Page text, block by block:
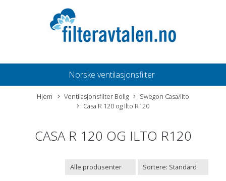
Norske ventilasjonsfilter
Hjem Ventilasjonsfilter Bolig
Swegon Casa/Ilto
Casa R 120 og Ilto R120
CASA R 120 OG ILTO R120